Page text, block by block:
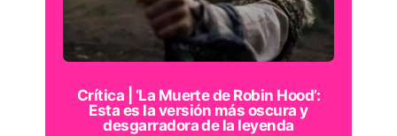
Crítica | ‘La Muerte de Robin Hood’:
Esta es la versión más oscura y
desgarradora de la leyenda